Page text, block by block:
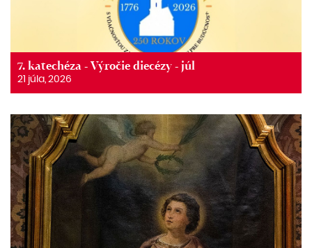
7. katechéza - Výročie diecézy - júl
21 júla, 2026